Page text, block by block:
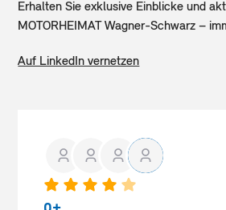
Erhalten Sie exklusive Einblicke und
MOTORHEIMAT Wagner-Schwarz –
Auf LinkedIn vernetzen